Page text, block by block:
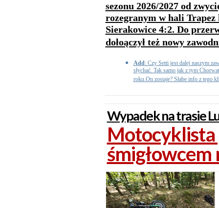
sezonu 2026/2027 od
rozegranym w hali
Sierakowice 4:2. Do
dołoączył też nowy
Add: Czy Setti jest dalej naszym
słychać. Tak samo jak z tym
roku.On zostaje? Słabe info z tego
Wypadek na trasie